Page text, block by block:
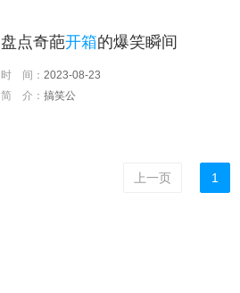
盘点奇葩开箱的爆笑瞬间
时 间： 2023-08-23
简 介： 搞笑公
上一页 1